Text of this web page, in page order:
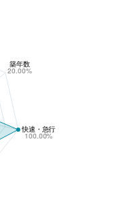
快速・急行
100.00%
築年数
20.00%